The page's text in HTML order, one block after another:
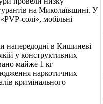
на Миколаївщині. У
солі», мобільні
напередодні в Кишиневі
у конструктивних
майже 1 кг
наркотичних
кримінального